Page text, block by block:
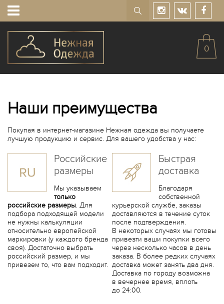
0
Наши преимущества
Покупая в интернет-магазине Нежная одежда вы получаете
лучшую продукцию и сервис. Для вашего удобства у нас:
Российские
размеры
Мы указываем
только
российские размеры. Для
подбора подходящей модели
не нужны калькуляции
относительно европейской
маркировки (у каждого бренда
своя). Достаточно выбрать
российский размер, и мы
привезем то, что вам подходит.
Быстрая
доставка
Благодаря
собственной
курьерской службе, заказы
доставляются в течение суток
после подтверждения.
В некоторых случаях мы готовы
привезти ваши покупки всего
через несколько часов в день
заказа. В более редких случаях
доставка может занять два дня.
Доставка по городу возможна
в вечернее время, вплоть
до 24:00.